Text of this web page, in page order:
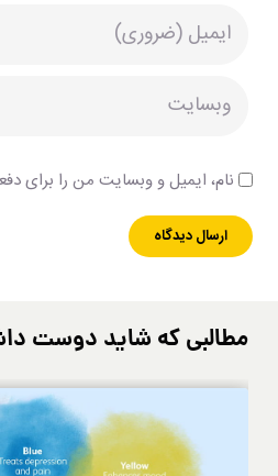
نام، ایمیل و وبسایت من را برای
مطالبی که شاید دوست